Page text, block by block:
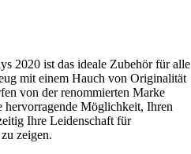
2020 ist das ideale Zubehör für alle
mit einem Hauch von Originalität
von der renommierten Marke
hervorragende Möglichkeit, Ihren
Ihre Leidenschaft für
zeigen.